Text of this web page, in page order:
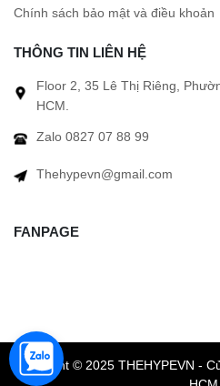
Chính sách bảo mật và điều khoản
THÔNG TIN LIÊN HỆ
Floor 2, 35 Lê Thị Riêng,
HCM.
Zalo 0827 07 88 99
Thehypevn@gmail.com
FANPAGE
Copyright © 2025 THEHYPEVN -